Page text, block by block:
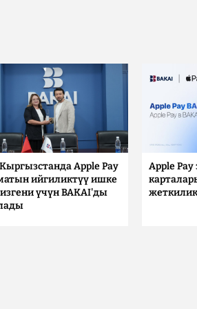
Apple Pay
ийгиликтүү ишке
үчүн BAKAI'ды
Apple